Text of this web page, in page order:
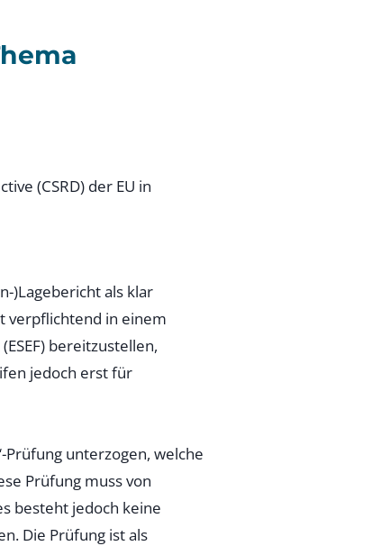
(CSRD) der EU in
)Lagebericht als klar
verpflichtend in einem
bereitzustellen,
jedoch erst für
Prüfung unterzogen, welche
Prüfung muss von
besteht jedoch keine
Die Prüfung ist als